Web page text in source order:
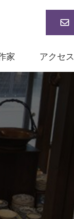
家 アクセス